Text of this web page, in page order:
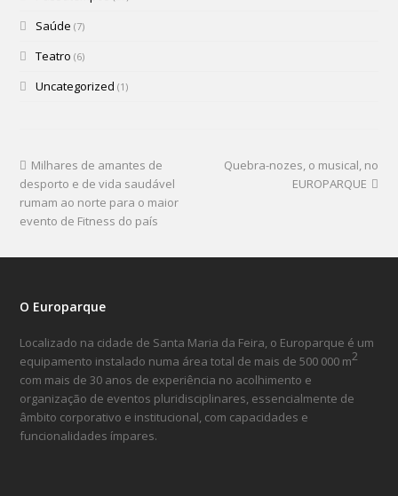
Saúde (7)
Teatro (6)
Uncategorized (1)
Milhares de amantes de
desporto e de vida saudável
rumam ao norte para o maior
evento de Fitness do país
Quebra-nozes, o musical, no
EUROPARQUE
O Europarque
Localizado na cidade de Santa Maria da Feira, o Europarque é um
equipamento instalado numa área total de mais de 500 000 m2
com mais de 30 anos de experiência no acolhimento e
organização de eventos pluridisciplinares, essencialmente de
âmbito corporativo e institucional, com capacidades e
funcionalidades ímpares.